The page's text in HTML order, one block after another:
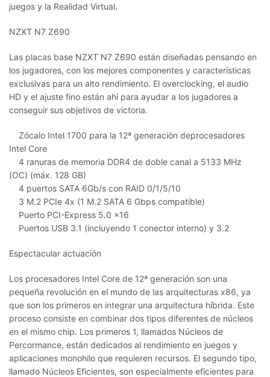
juegos y la Realidad Virtual.
NZXT N7 Z690
Las placas base NZXT N7 Z690 están diseñadas pensando en
los jugadores, con los mejores componentes y características
exclusivas para un alto rendimiento. El overclocking, el audio
HD y el ajuste fino están ahí para ayudar a los jugadores a
conseguir sus objetivos de victoria.
Zócalo Intel 1700 para la 12ª generación deprocesadores
Intel Core
4 ranuras de memoria DDR4 de doble canal a 5133 MHz
(OC) (máx. 128 GB)
4 puertos SATA 6Gb/s con RAID 0/1/5/10
3 M.2 PCIe 4x (1 M.2 SATA 6 Gbps compatible)
Puerto PCI-Express 5.0 x16
Puertos USB 3.1 (incluyendo 1 conector interno) y 3.2
Espectacular actuación
Los procesadores Intel Core de 12ª generación son una
pequeña revolución en el mundo de las arquitecturas x86, ya
que son los primeros en integrar una arquitectura híbrida. Este
proceso consiste en combinar dos tipos diferentes de núcleos
en el mismo chip. Los primeros 1, llamados Núcleos de
Percormance, están dedicados al rendimiento en juegos y
aplicaciones monohilo que requieren recursos. El segundo tipo,
llamado Núcleos Eficientes, son especialmente eficientes para